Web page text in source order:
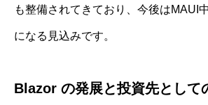
も整備されてきており、今後はMAUI
になる見込みです。
Blazor の発展と投資先として